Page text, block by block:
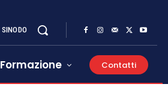
SINODO
Formazione Contatti